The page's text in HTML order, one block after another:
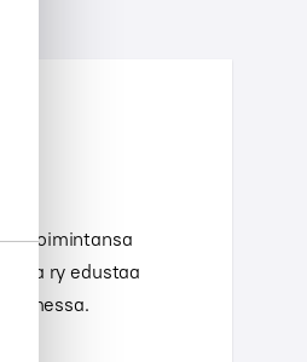
toimintansa
ry edustaa